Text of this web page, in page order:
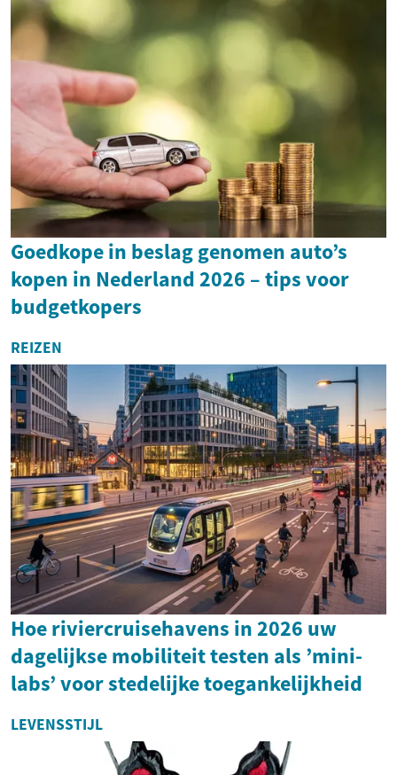
Goedkope in beslag genomen auto’s
kopen in Nederland 2026 – tips voor
budgetkopers
REIZEN
Hoe riviercruisehavens in 2026 uw
dagelijkse mobiliteit testen als ’mini-
labs’ voor stedelijke toegankelijkheid
LEVENSSTIJL